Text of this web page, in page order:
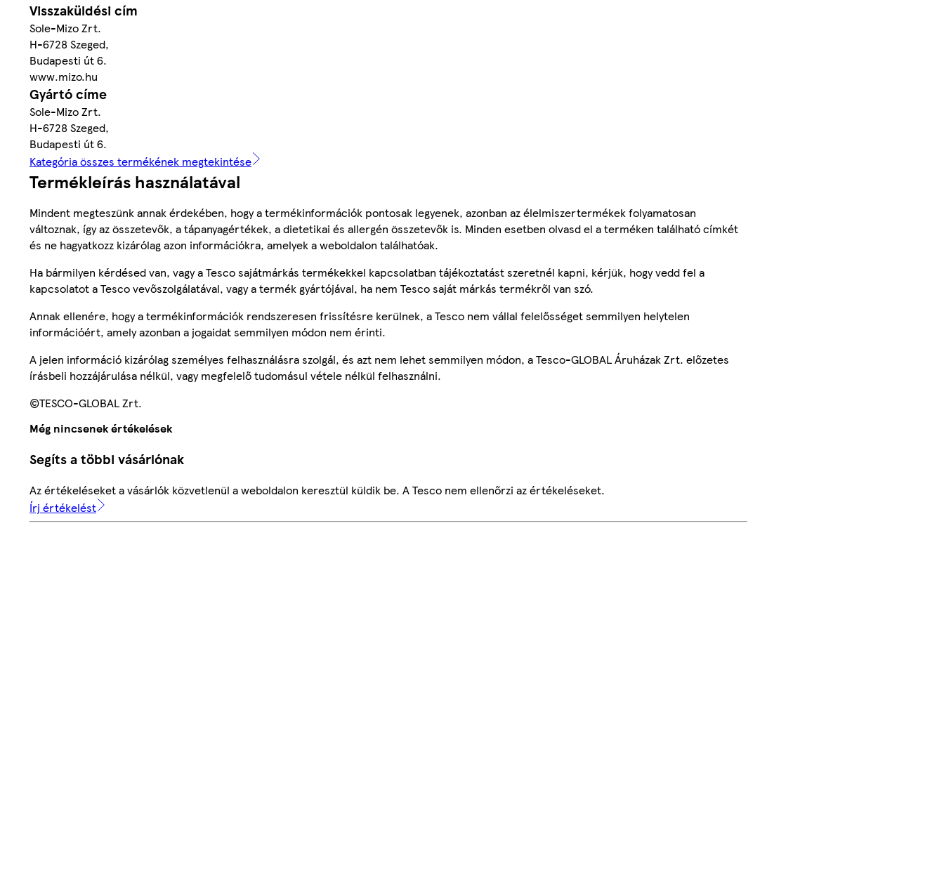
Visszaküldési cím
Sole-Mizo Zrt.
H-6728 Szeged,
Budapesti út 6.
www.mizo.hu
Gyártó címe
Sole-Mizo Zrt.
H-6728 Szeged,
Budapesti út 6.
Kategória összes termékének megtekintése
Termékleírás használatával
Mindent megteszünk annak érdekében, hogy a termékinformációk pontosak legyenek, azonban az élelmiszertermékek folyamatosan
változnak, így az összetevők, a tápanyagértékek, a dietetikai és allergén összetevők is. Minden esetben olvasd el a terméken található címkét
és ne hagyatkozz kizárólag azon információkra, amelyek a weboldalon találhatóak.
Ha bármilyen kérdésed van, vagy a Tesco sajátmárkás termékekkel kapcsolatban tájékoztatást szeretnél kapni, kérjük, hogy vedd fel a
kapcsolatot a Tesco vevőszolgálatával, vagy a termék gyártójával, ha nem Tesco saját márkás termékről van szó.
Annak ellenére, hogy a termékinformációk rendszeresen frissítésre kerülnek, a Tesco nem vállal felelősséget semmilyen helytelen
információért, amely azonban a jogaidat semmilyen módon nem érinti.
A jelen információ kizárólag személyes felhasználásra szolgál, és azt nem lehet semmilyen módon, a Tesco-GLOBAL Áruházak Zrt. előzetes
írásbeli hozzájárulása nélkül, vagy megfelelő tudomásul vétele nélkül felhasználni.
©TESCO-GLOBAL Zrt.
Még nincsenek értékelések
Segíts a többi vásárlónak
Az értékeléseket a vásárlók közvetlenül a weboldalon keresztül küldik be. A Tesco nem ellenőrzi az értékeléseket.
Írj értékelést